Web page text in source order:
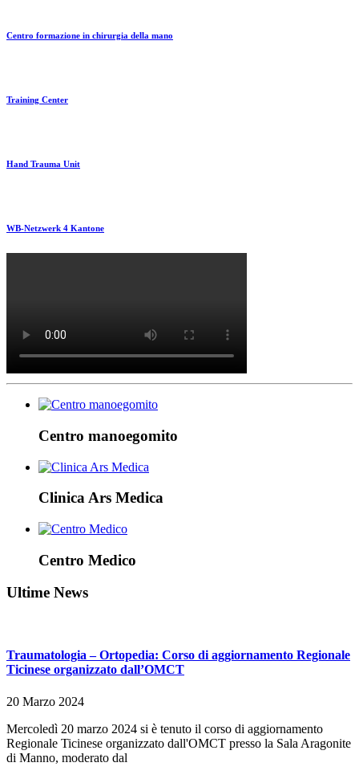
Centro formazione in chirurgia della mano
Training Center
Hand Trauma Unit
WB-Netzwerk 4 Kantone
Centro manoegomito
Clinica Ars Medica
Centro Medico
Ultime News
Traumatologia – Ortopedia: Corso di aggiornamento Regionale
Ticinese organizzato dall’OMCT
20 Marzo 2024
Mercoledì 20 marzo 2024 si è tenuto il corso di aggiornamento
Regionale Ticinese organizzato dall'OMCT presso la Sala Aragonite
di Manno, moderato dal